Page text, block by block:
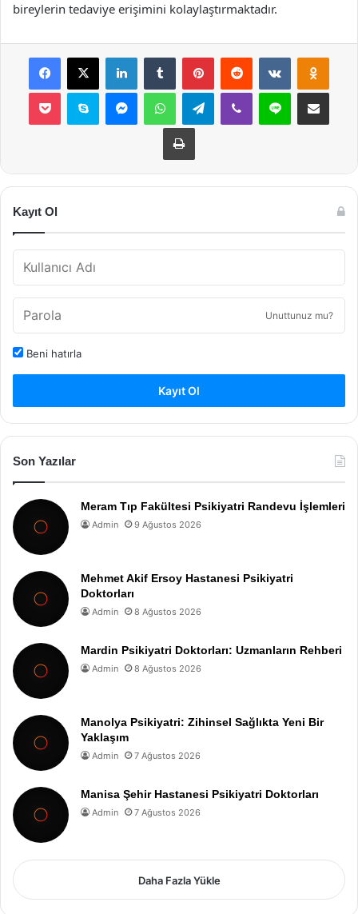
bireylerin tedaviye erişimini kolaylaştırmaktadır.
Facebook
X LinkedInTumblr PinterestReddit VKontakte
Pocket Skype MessengerWhatsAppTelegramViber Line E-Posta ile
Yazdır
Kayıt Ol
Unuttunuz mu?
Beni hatırla
Kayıt Ol
Son Yazılar
Meram Tıp Fakültesi Psikiyatri Randevu İşlemleri
Admin 9 Ağustos 2026
Mehmet Akif Ersoy Hastanesi Psikiyatri
Doktorları
Admin 8 Ağustos 2026
Mardin Psikiyatri Doktorları: Uzmanların Rehberi
Admin 8 Ağustos 2026
Manolya Psikiyatri: Zihinsel Sağlıkta Yeni Bir
Yaklaşım
Admin 7 Ağustos 2026
Manisa Şehir Hastanesi Psikiyatri Doktorları
Admin 7 Ağustos 2026
Daha Fazla Yükle